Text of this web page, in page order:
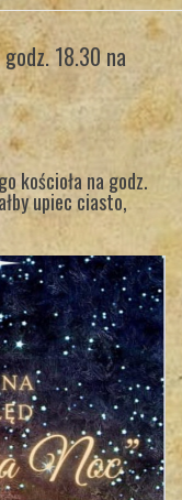
18.30 na
kościoła na godz.
upiec ciasto,